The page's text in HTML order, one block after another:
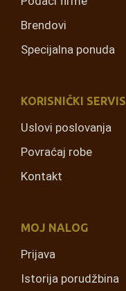
Brendovi
Specijalna ponuda
KORISNIČKI SERVIS
Uslovi poslovanja
Povraćaj robe
Kontakt
MOJ NALOG
Prijava
Istorija porudžbina